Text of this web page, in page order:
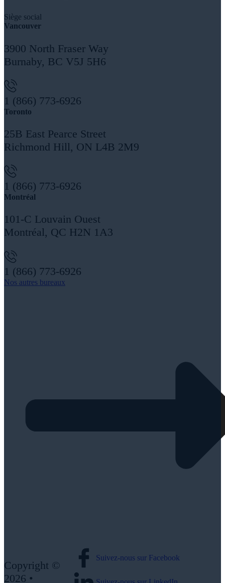
Siège social
Vancouver
3900 North Fraser Way
Burnaby, BC V5J 5H6
1 (866) 773-6926
Toronto
25B East Pearce Street
Richmond Hill, ON L4B 2M9
1 (866) 773-6926
Montréal
101-C Louvain Ouest
Montréal, QC H2N 1A3
1 (866) 773-6926
Nos autres bureaux
Copyright ©
2026 •
Suivez-nous sur Facebook